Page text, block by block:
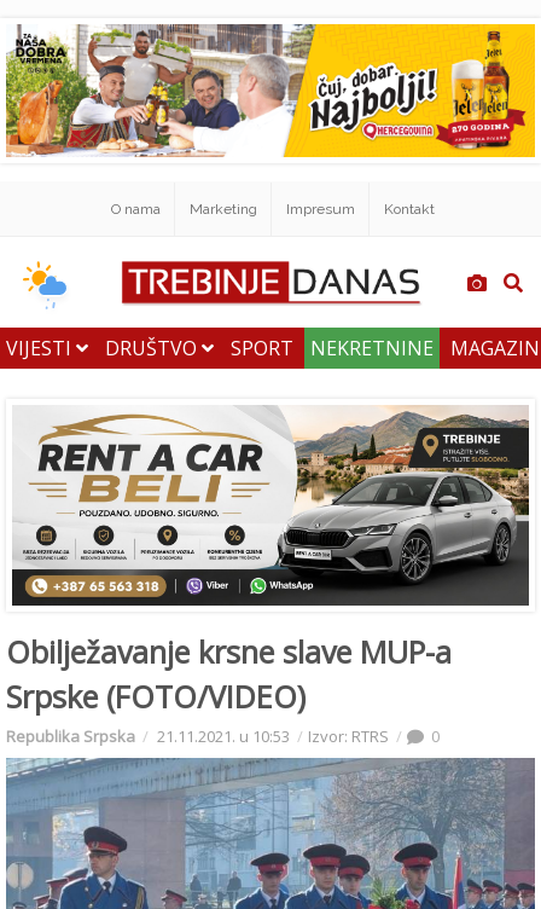
O nama Marketing Impresum Kontakt
VIJESTI DRUŠTVO SPORT NEKRETNINE
Obilježavanje krsne slave MUP-a
Srpske (FOTO/VIDEO)
Republika Srpska 21.11.2021. u 10:53 Izvor: RTRS 0